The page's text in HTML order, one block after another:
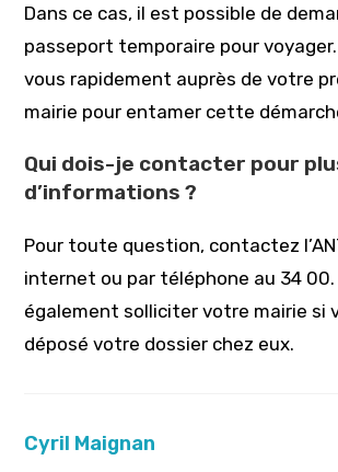
Dans ce cas, il est possible de
passeport temporaire pour
vous rapidement auprès de votre
mairie pour entamer cette
Qui dois-je contacter pour
d’informations ?
Pour toute question, contactez
internet ou par téléphone au 34 00.
également solliciter votre mairie si
déposé votre dossier chez eux.
Cyril Maignan